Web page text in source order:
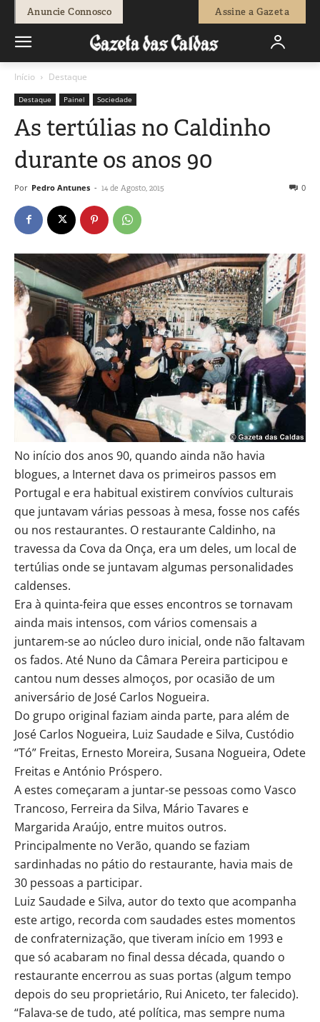
Anuncie Connosco Assine a Gazeta
Início Destaque
Destaque Painel Sociedade
As tertúlias no Caldinho
durante os anos 90
Por Pedro Antunes - 14 de Agosto, 2015 0
No início dos anos 90, quando ainda não havia
blogues, a Internet dava os primeiros passos em
Portugal e era habitual existirem convívios culturais
que juntavam várias pessoas à mesa, fosse nos cafés
ou nos restaurantes. O restaurante Caldinho, na
travessa da Cova da Onça, era um deles, um local de
tertúlias onde se juntavam algumas personalidades
caldenses.
Era à quinta-feira que esses encontros se tornavam
ainda mais intensos, com vários comensais a
juntarem-se ao núcleo duro inicial, onde não faltavam
os fados. Até Nuno da Câmara Pereira participou e
cantou num desses almoços, por ocasião de um
aniversário de José Carlos Nogueira.
Do grupo original faziam ainda parte, para além de
José Carlos Nogueira, Luiz Saudade e Silva, Custódio
“Tó” Freitas, Ernesto Moreira, Susana Nogueira, Odete
Freitas e António Próspero.
A estes começaram a juntar-se pessoas como Vasco
Trancoso, Ferreira da Silva, Mário Tavares e
Margarida Araújo, entre muitos outros.
Principalmente no Verão, quando se faziam
sardinhadas no pátio do restaurante, havia mais de
30 pessoas a participar.
Luiz Saudade e Silva, autor do texto que acompanha
este artigo, recorda com saudades estes momentos
de confraternização, que tiveram início em 1993 e
que só acabaram no final dessa década, quando o
restaurante encerrou as suas portas (algum tempo
depois do seu proprietário, Rui Aniceto, ter falecido).
“Falava-se de tudo, até política, mas sempre numa